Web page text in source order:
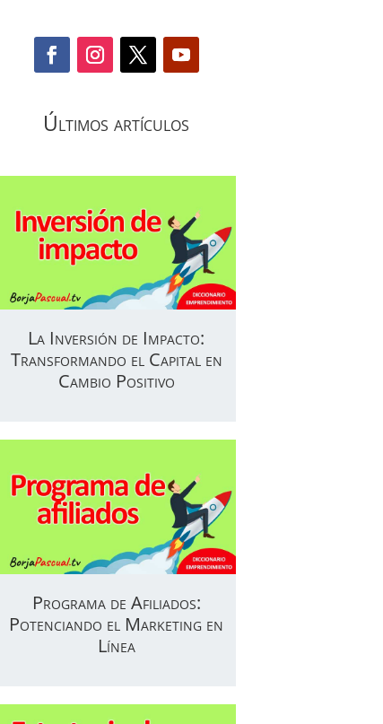
Últimos artículos
La Inversión de Impacto:
Transformando el Capital en
Cambio Positivo
Programa de Afiliados:
Potenciando el Marketing en
Línea